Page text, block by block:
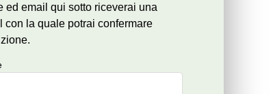
ed email qui sotto riceverai una
con la quale potrai confermare